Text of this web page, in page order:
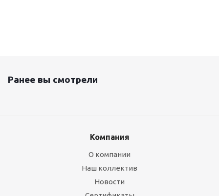
Ранее вы смотрели
Компания
О компании
Наш коллектив
Новости